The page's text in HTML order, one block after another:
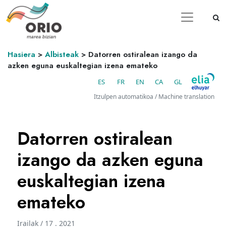
Hasiera > Albisteak > Datorren ostiralean izango da
azken eguna euskaltegian izena emateko
ES FR EN CA GL
Itzulpen automatikoa / Machine translation
Datorren ostiralean
izango da azken eguna
euskaltegian izena
emateko
Irailak / 17 . 2021